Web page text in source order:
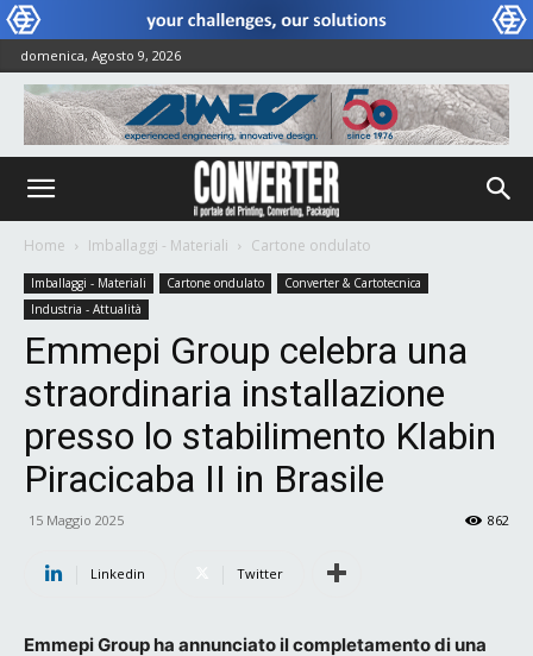
domenica, Agosto 9, 2026
Home Imballaggi - Materiali Cartone ondulato
Imballaggi - Materiali Cartone ondulato
Converter & Cartotecnica
Industria - Attualità
Emmepi Group celebra una
straordinaria installazione
presso lo stabilimento Klabin
Piracicaba II in Brasile
15 Maggio 2025 862
Linkedin Twitter
Emmepi Group ha annunciato il completamento di una